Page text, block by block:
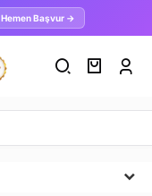
Hemen Başvur →